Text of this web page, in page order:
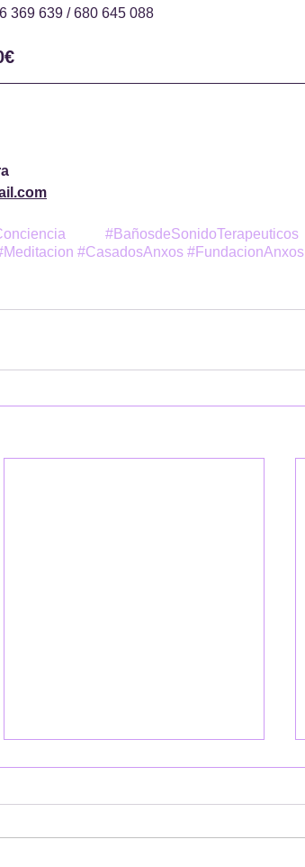
369 639 / 680 645 088
#BañosdeSonidoTerapeuticos
#CasadosAnxos #FundacionAnxos